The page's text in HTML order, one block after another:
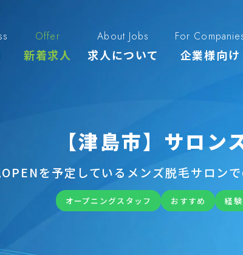
Offer
新着求人
About Jobs
求人について
For
企業様向け
【津島市】サロン
を予定しているメンズ脱毛サロン
オープニングスタッフ おすすめ 経